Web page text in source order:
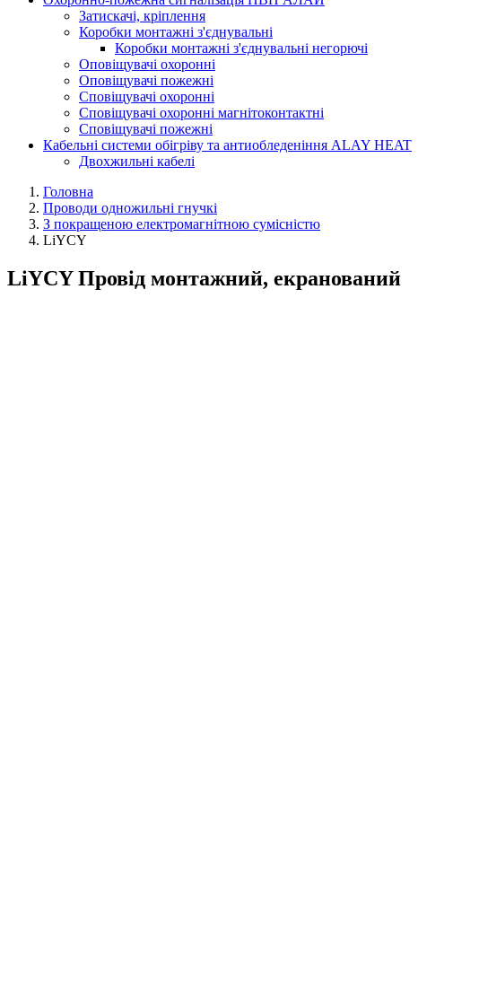
Затискачі, кріплення
Коробки монтажні з'єднувальні
Коробки монтажні з'єднувальні негорючі
Оповіщувачі охоронні
Оповіщувачі пожежні
Сповіщувачі охоронні
Сповіщувачі охоронні магнітоконтактні
Сповіщувачі пожежні
Кабельні системи обігріву та антиобледеніння ALAY HEAT
Двохжильні кабелі
Головна
Проводи одножильні гнучкі
З покращеною електромагнітною сумісністю
LiYCY
LiYCY Провід монтажний, екранований